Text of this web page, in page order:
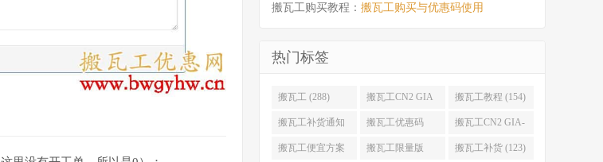
搬瓦工购买教程： 搬瓦工购买与优惠码使用
热门标签
搬瓦工 (288) 搬瓦工CN2 GIA
(176)
搬瓦工教程 (154)
搬瓦工补货通知
(132)
搬瓦工优惠码
(131)
搬瓦工CN2 GIA-
E (130)
搬瓦工便宜方案 搬瓦工限量版 搬瓦工补货 (123)